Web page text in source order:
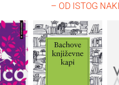
– OD ISTOG